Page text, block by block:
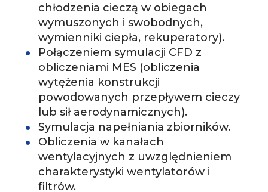
chłodzenia cieczą w obiegach
wymuszonych i swobodnych,
wymienniki ciepła, rekuperatory).
­Połączeniem symulacji CFD z
obliczeniami MES (obliczenia
wytężenia konstrukcji
powodowanych przepływem cieczy
lub sił aerodynamicznych).
Symulacja napełniania zbiorników.
­Obliczenia w kanałach
wentylacyjnych z uwzględnieniem
charakterystyki wentylatorów i
filtrów.